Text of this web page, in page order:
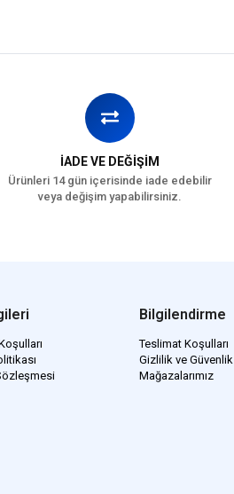
İADE VE DEĞİŞİM
Ürünleri 14 gün içerisinde iade edebilir
veya değişim yapabilirsiniz.
Bilgilendirme
Teslimat Koşulları
Gizlilik ve Güvenlik
Mağazalarımız